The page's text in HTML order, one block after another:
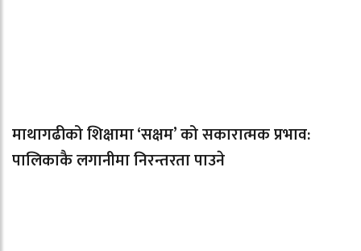
माथागढीको शिक्षामा ‘सक्षम’ को सकारात्मक प्रभाव:
पालिकाकै लगानीमा निरन्तरता पाउने